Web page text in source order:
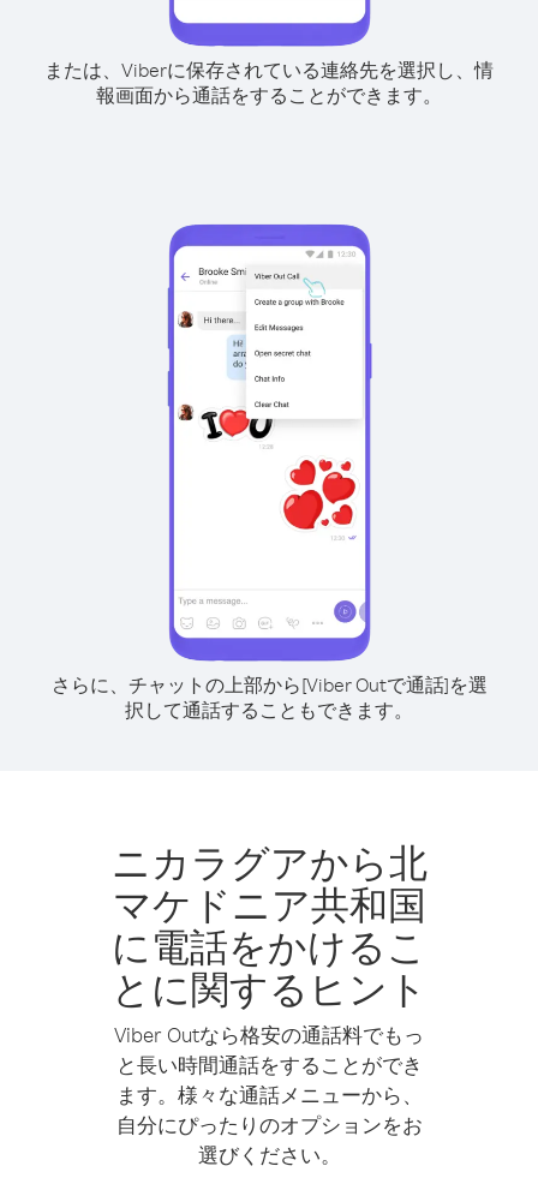
または、Viberに保存されている連絡先を選択し、情
報画面から通話をすることができます。
さらに、チャットの上部から[Viber Outで通話]を選
択して通話することもできます。
ニカラグアから北
マケドニア共和国
に電話をかけるこ
とに関するヒント
Viber Outなら格安の通話料でもっ
と長い時間通話をすることができ
ます。様々な通話メニューから、
自分にぴったりのオプションをお
選びください。